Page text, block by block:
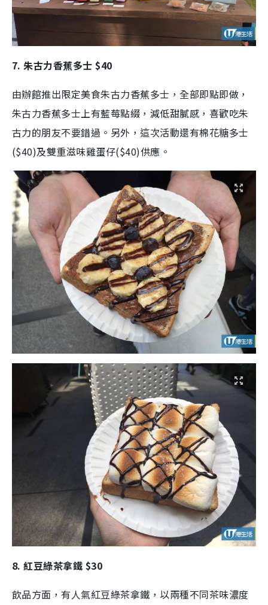
7. 朱古力香蕉多士 $40
由辦館推出限定美食朱古力香蕉多士，全部即點即做，
朱古力香蕉多士上有藍莓點綴，減低甜膩感，喜歡吃朱
古力的朋友不要錯過。另外，這次活動還有棉花糖多士
($40)及雙重滋味雞蛋仔($40)供應。
8. 紅豆綠茶拿鐵 $30
飲品方面，有人氣紅豆綠茶拿鐵，以兩種不同茶味濃度